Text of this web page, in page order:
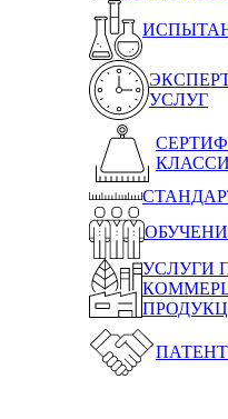
УСЛУГ
УСЛУГИ